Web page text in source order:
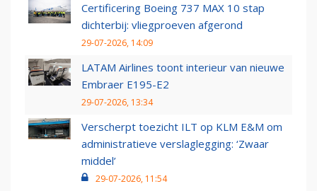
Certificering Boeing 737 MAX 10 stap
dichterbij: vliegproeven afgerond
29-07-2026, 14:09
LATAM Airlines toont interieur van nieuwe
Embraer E195-E2
29-07-2026, 13:34
Verscherpt toezicht ILT op KLM E&M om
administratieve verslaglegging: ‘Zwaar
middel’
29-07-2026, 11:54